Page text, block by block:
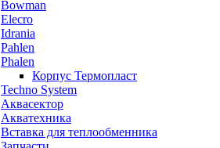
Bowman
Elecro
Idrania
Pahlen
Phalen
Корпус Термопласт
Techno System
Аквасектор
Акватехника
Вставка для теплообменника